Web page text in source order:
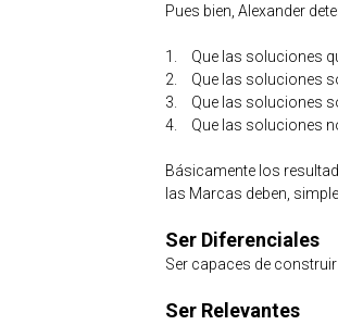
Pues bien, Alexander
1.
Que las soluciones
2.
Que las soluciones
3.
Que las soluciones
4.
Que las soluciones
Básicamente los
las Marcas deben,
Ser Diferenciales
Ser capaces de
Ser Relevantes